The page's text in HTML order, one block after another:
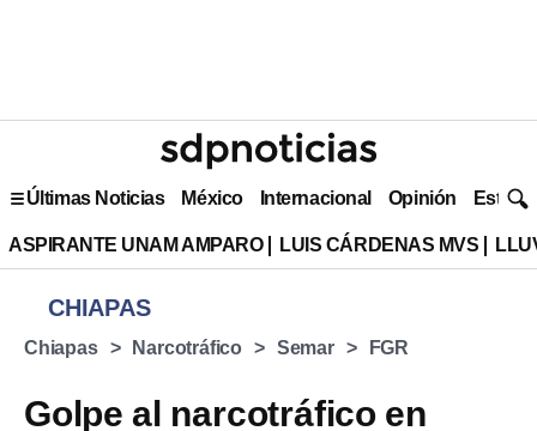
Últimas Noticias México Internacional Opinión Estilo
ASPIRANTE UNAM AMPARO LUIS CÁRDENAS MVS
CHIAPAS
Chiapas Narcotráfico Semar FGR
Golpe al narcotráfico en